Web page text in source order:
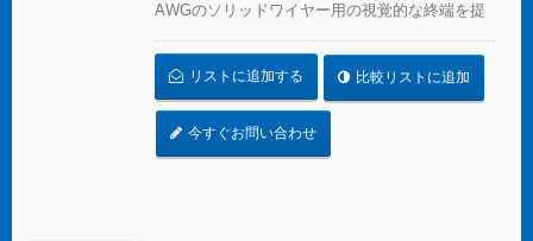
AWGのソリッドワイヤー用の視覚的な終端を提
定は簡単で、コンパクトなサイズは狭いスペー
スにシームレスにフィットします。照明設置、
プレファブリケート配線システム、分岐回路配
線など、さまざまな用途に最適です。 複雑なね
じれにさよならを告げましょう – コンパクトで
リストに追加する 比較リストに追加
今すぐお問い合わせ